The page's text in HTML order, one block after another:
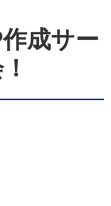
成サー